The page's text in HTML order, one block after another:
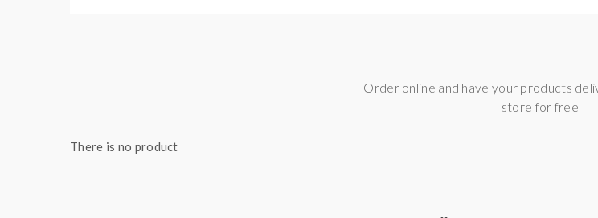
Pille (Bonez Mc)
Order online and have your products
store for free
There is no product